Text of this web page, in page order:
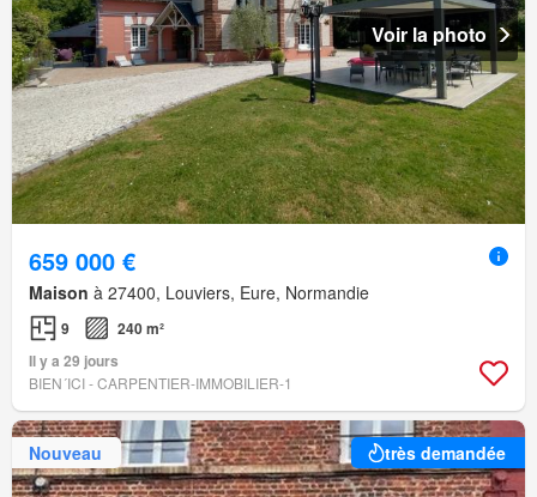
Voir la photo
659 000 €
Maison à 27400, Louviers, Eure, Normandie
9
240 m²
Il y a 29 jours
BIEN´ICI - CARPENTIER-IMMOBILIER-1
Nouveau très demandée